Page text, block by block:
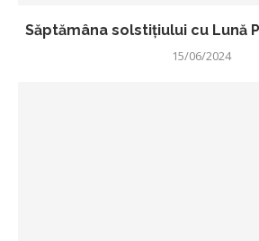
Săptămâna solstițiului cu Lună
15/06/2024